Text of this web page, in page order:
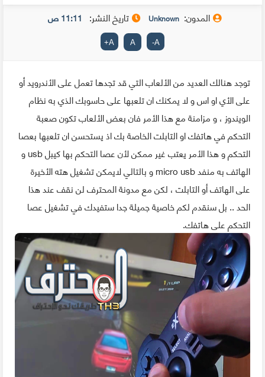
المدون: Unknown تاريخ النشر: 11:11 ص
A
-
A
A
+
توجد هنالك العديد من الألعاب التي قد تجدها تعمل على الأندرويد أو
على الأي او اس و لا يمكنك ان تلعبها على حاسوبك الذي به نظام
الويندوز ، و مزامنة مع هذا الأمر فان بعض الألعاب تكون صعبة
التحكم في هاتفك او التابلت الخاصة بك اذ يستحسن ان تلعبها بعصا
التحكم و هذا الأمر يعتب غير ممكن لأن عصا التحكم بها كيبل usb و
الهاتف به منفد micro usb و بالتالي لايمكن تشغيل هته الأخيرة
على الهاتف أو التابلت ، لكن مع مدونة المحترف لن نقف عند هذا
الحد .. بل سنقدم لكم خاصية جميلة جدا ستفيدك في تشغيل عصا
التحكم على هاتفك.